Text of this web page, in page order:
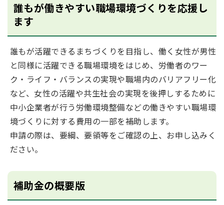
誰もが働きやすい職場環境づくりを応援し
ます
誰もが活躍できるまちづくりを目指し、働く女性が男性
と同様に活躍できる職場環境をはじめ、​労働者のワー
ク・ライフ・バランスの実現や職場内のバリアフリー化
など、女性の活躍や共生社会​の実現を後押しするために
中小企業者が行う労働環境整備などの働きやすい職場環
境づくりに対する費用の一部を補助します。
申請の際は、要綱、要領等をご確認の上、お申し込みく
ださい。
補助金の概要版